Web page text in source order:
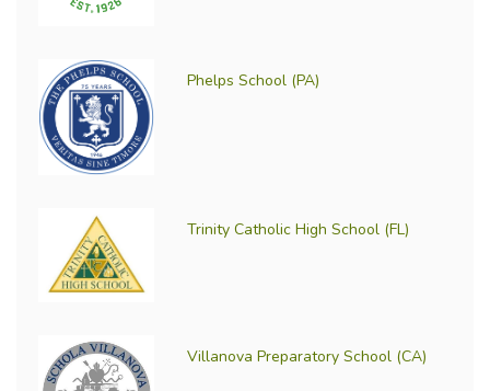
Phelps School (PA)
Trinity Catholic High School (FL)
Villanova Preparatory School (CA)